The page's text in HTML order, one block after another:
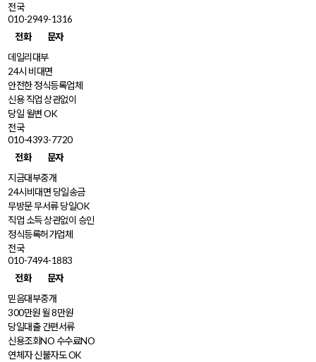
전국
010-2949-1316
전화
문자
데일리대부
24시 비대면
안전한 정식등록업체
신용 직업 상관없이
당일 월변 OK
전국
010-4393-7720
전화
문자
지금대부중개
24시비대면 당일송금
무방문 무서류 당일OK
직업 소득 상관없이 승인
정식등록허가업체
전국
010-7494-1883
전화
문자
믿음대부중개
300만원 월 8만원
당일대출 간편서류
신용조회NO 수수료NO
연체자 신불자도 OK